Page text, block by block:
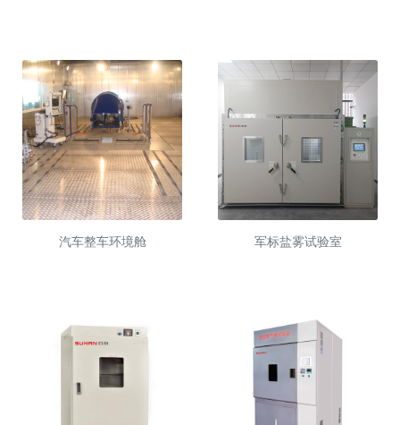
汽车整车环境舱 军标盐雾试验室